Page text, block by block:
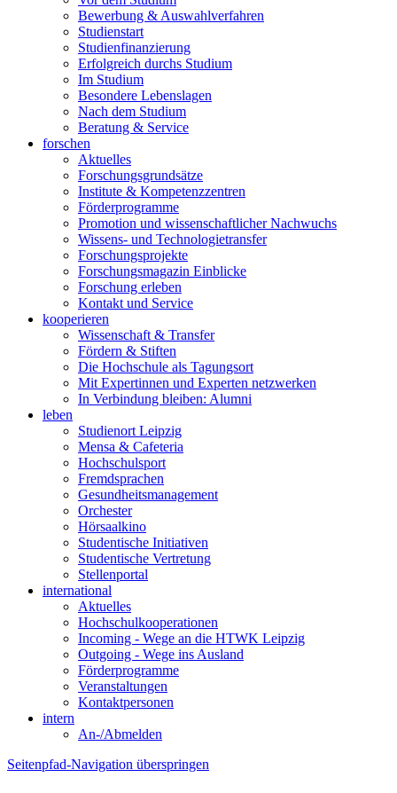
Bewerbung & Auswahlverfahren
Studienstart
Studienfinanzierung
Erfolgreich durchs Studium
Im Studium
Besondere Lebenslagen
Nach dem Studium
Beratung & Service
forschen
Aktuelles
Forschungsgrundsätze
Institute & Kompetenzzentren
Förderprogramme
Promotion und wissenschaftlicher Nachwuchs
Wissens- und Technologietransfer
Forschungsprojekte
Forschungsmagazin Einblicke
Forschung erleben
Kontakt und Service
kooperieren
Wissenschaft & Transfer
Fördern & Stiften
Die Hochschule als Tagungsort
Mit Expertinnen und Experten netzwerken
In Verbindung bleiben: Alumni
leben
Studienort Leipzig
Mensa & Cafeteria
Hochschulsport
Fremdsprachen
Gesundheitsmanagement
Orchester
Hörsaalkino
Studentische Initiativen
Studentische Vertretung
Stellenportal
international
Aktuelles
Hochschulkooperationen
Incoming - Wege an die HTWK Leipzig
Outgoing - Wege ins Ausland
Förderprogramme
Veranstaltungen
Kontaktpersonen
intern
An-/Abmelden
Seitenpfad-Navigation überspringen